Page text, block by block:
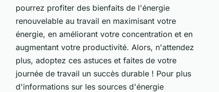
pourrez profiter des bienfaits de l'énergie
renouvelable au travail en maximisant votre
énergie, en améliorant votre concentration et en
augmentant votre productivité. Alors, n'attendez
plus, adoptez ces astuces et faites de votre
journée de travail un succès durable ! Pour plus
d'informations sur les sources d'énergie